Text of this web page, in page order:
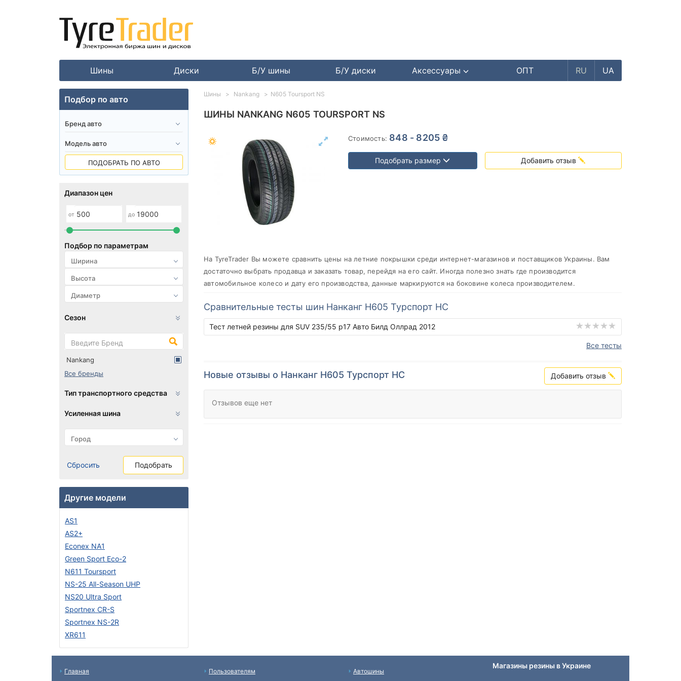
Шины Диски Б/У шины Б/У диски Аксессуары ОПТ RU UA
ШИНЫ NANKANG N605 TOURSPORT NS
Стоимость: 848 - 8205 ₴
Подобрать размер Добавить отзыв
На TyreTrader Вы можете сравнить цены на летние покрышки среди интернет-магазинов и поставщиков Украины. Вам
достаточно выбрать продавца и заказать товар, перейдя на его сайт. Иногда полезно знать где производится
автомобильное колесо и дату его производства, данные маркируются на боковине колеса производителем.
Сравнительные тесты шин Нанканг Н605 Турспорт НС
Тест летней резины для SUV 235/55 р17 Авто Билд Оллрад 2012
Все тесты
Новые отзывы о Нанканг Н605 Турспорт НС Добавить отзыв
Отзывов еще нет
Шины Nankang N605 Toursport NS
Подбор по авто
ПОДОБРАТЬ ПО АВТО
Диапазон цен
от до
Подбор по параметрам
Сезон
Nankang
Все бренды
Тип транспортного средства
Усиленная шина
Сбросить Подобрать
Другие модели
AS1
AS2+
Econex NA1
Green Sport Eco-2
N611 Toursport
NS-25 All-Season UHP
NS20 Ultra Sport
Sportnex CR-S
Sportnex NS-2R
XR611
Главная Пользователям Автошины
Магазины резины в Украине